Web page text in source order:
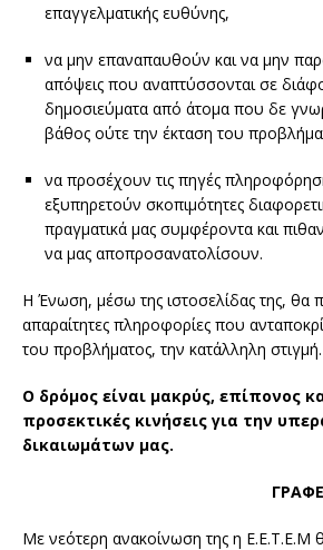
επαγγελματικής ευθύνης,
να μην επαναπαυθούν και να μην
απόψεις που αναπτύσσονται σε
δημοσιεύματα από άτομα που δε
βάθος ούτε την έκταση του
να προσέχουν τις πηγές
εξυπηρετούν σκοπιμότητες
πραγματικά μας συμφέροντα και
να μας αποπροσανατολίσουν.
Η Ένωση, μέσω της ιστοσελίδας της, θα
απαραίτητες πληροφορίες που
του προβλήματος, την κατάλληλη στιγμή.
Ο δρόμος είναι μακρύς, επίπονος
προσεκτικές κινήσεις για την
δικαιωμάτων μας.
Με νεότερη ανακοίνωση της η Ε.Ε.Τ.Ε.Μ